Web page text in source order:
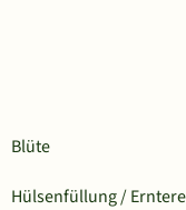
Blüte
Hülsenfüllung /